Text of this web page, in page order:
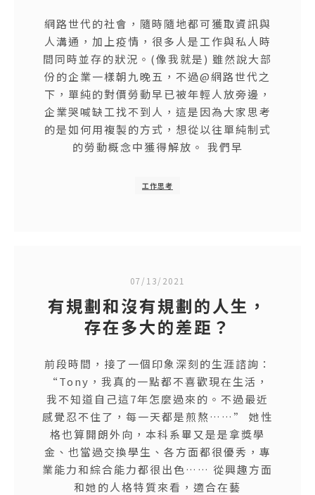
網路世代的社會，隨時隨地都可獲取資訊與
人溝通，加上疫情，很多人是工作與私人時
間同時並存的狀況。(像我就是) 雖然說大部
份的企業一樣朝九晚五，不過@網路世代之
下，單純的對價勞動早已被年輕人放旁邊，
企業哭喊缺工找不到人，這是因為大家思考
的是如何用複製的方式，想從以往單純制式
的勞動概念中獲得解放。 我們早
工作思考
07/13/2021
有規劃和沒有規劃的人生，
存在多大的差距？
前段時間，接了一個印象深刻的生涯諮詢：
“Tony，我真的一點都不喜歡現在生活，
我不知道自己這7年怎麼過來的。不過最近
感覺忍不住了，每一天都是煎熬……” 她性
格也算開朗外向，本科系畢又是是拿獎學
金、也當過交換學生、各方面都很優秀，專
業能力和綜合能力都很出色……​ 從興趣方面
和她的人格特質來看，適合在藝